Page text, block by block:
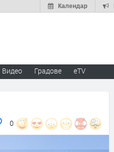
Календар
Видео Градове eTV
0